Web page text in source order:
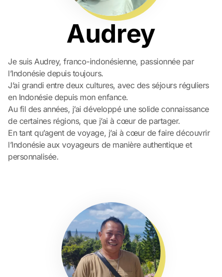
Audrey
Je suis Audrey, franco-indonésienne, passionnée par
l’Indonésie depuis toujours.
J’ai grandi entre deux cultures, avec des séjours réguliers
en Indonésie depuis mon enfance.
Au fil des années, j’ai développé une solide connaissance
de certaines régions, que j’ai à cœur de partager.
En tant qu’agent de voyage, j’ai à cœur de faire découvrir
l’Indonésie aux voyageurs de manière authentique et
personnalisée.